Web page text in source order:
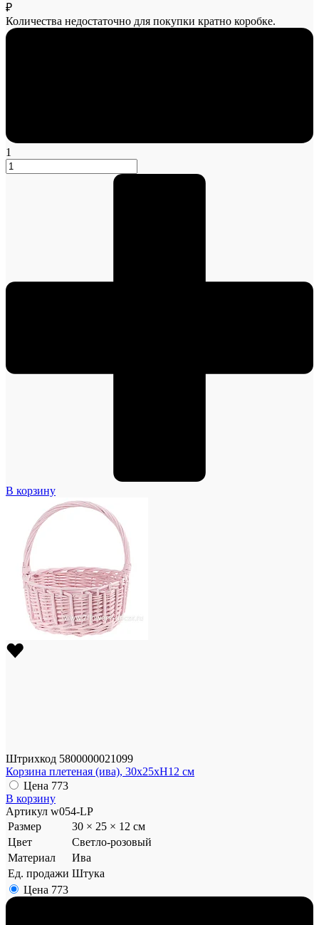
₽
Количества недостаточно для покупки кратно коробке.
1
В корзину
Штрихкод 5800000021099
Корзина плетеная (ива), 30x25xH12 см
Цена 773
В корзину
Артикул w054-LP
Размер
30 × 25 × 12 см
Цвет
Светло-розовый
Материал
Ива
Ед. продажи Штука
Цена 773